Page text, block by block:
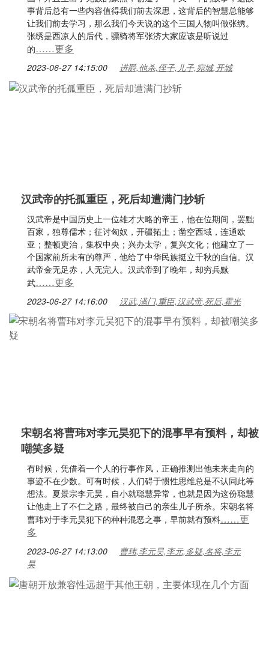
事背后总有一些内容值得我们前去深思，这背后的智慧总能够
让我们前去学习，那么我们今天说的这个三国人物叫做张绣。
张绣是西凉人的后代，骠骑将军张济大家应该是听说过
的……更多
2023-06-27 14:15:00 进爵,他杀,侄子,儿子,宛城,开城
汉武帝的托孤重臣，死后却遭满门抄斩
汉武帝是中国历史上一位雄才大略的帝王，他在位期间，罢黜
百家，独尊儒术；征讨匈奴，开疆拓土；凿空西域，连通欧
亚；整顿吏治，集权中央；兴办太学，复兴文化；他建立了一
个国家前所未有的尊严，他给了中华民族挺立千秋的自信。汉
武帝金无足赤，人无完人。汉武帝到了晚年，却穷兵黩
武……更多
2023-06-27 14:16:00 汉武,满门,重臣,汉武帝,死后,霍光
宋朝名将曹玮对李元昊犯下的混事早有预料，却被
嘲笑多疑
有时候，凭借着一个人的行事作风，正确推测出他未来走向的
事迹不在少数。可有时候，人们碍于惯性思维总是不认同此等
想法。夏景宗李元昊，自小就聪慧异常，也就是因为这份聪慧
让他走上了不仁之路，最终被自己的亲生儿子所杀。宋朝名将
曹玮对于李元昊犯下的种种混恶之事，早前就有预料……更
多
2023-06-27 14:13:00
曹玮,李元昊,李元,多疑,名将,李元
昊